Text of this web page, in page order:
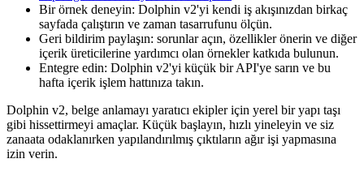
Bir örnek deneyin: Dolphin v2'yi kendi iş akışınızdan birkaç
sayfada çalıştırın ve zaman tasarrufunu ölçün.
Geri bildirim paylaşın: sorunlar açın, özellikler önerin ve diğer
içerik üreticilerine yardımcı olan örnekler katkıda bulunun.
Entegre edin: Dolphin v2'yi küçük bir API'ye sarın ve bu
hafta içerik işlem hattınıza takın.
Dolphin v2, belge anlamayı yaratıcı ekipler için yerel bir yapı taşı
gibi hissettirmeyi amaçlar. Küçük başlayın, hızlı yineleyin ve siz
zanaata odaklanırken yapılandırılmış çıktıların ağır işi yapmasına
izin verin.